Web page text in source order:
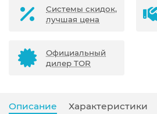
Системы скидок,
лучшая цена
Официальный
дилер TOR
Описание Характеристики